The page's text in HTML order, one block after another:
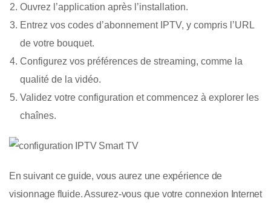
Ouvrez l’application après l’installation.
Entrez vos codes d’abonnement IPTV, y compris l’URL
de votre bouquet.
Configurez vos préférences de streaming, comme la
qualité de la vidéo.
Validez votre configuration et commencez à explorer les
chaînes.
En suivant ce guide, vous aurez une expérience de
visionnage fluide. Assurez-vous que votre connexion Internet